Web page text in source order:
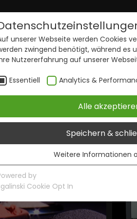
-
unserer Webseite werden Cookies
zwingend benötigt, während es
Nutzererfahrung auf unserer
Essentiell Analytics &
Alle
Speichern &
Essentielle Cookies werden für
Webseite benötigt. Dadurch ist
Webseite einwandfrei funktioniert.
Name PHPSESSID
Cookie-Informationen
Weitere Informationen
by
Cookie Opt In